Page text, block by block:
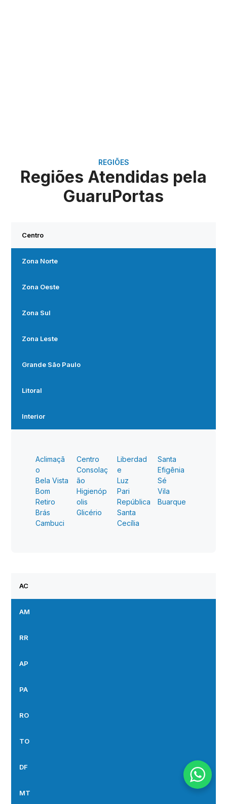
REGIÕES
Regiões Atendidas pela
GuaruPortas
Centro
Zona Norte
Zona Oeste
Zona Sul
Zona Leste
Grande São Paulo
Litoral
Interior
Aclimaçã
o
Bela Vista
Bom
Retiro
Brás
Cambuci
Centro
Consolaç
ão
Higienóp
olis
Glicério
Liberdad
e
Luz
Pari
República
Santa
Cecília
Santa
Efigênia
Sé
Vila
Buarque
AC
AM
RR
AP
PA
RO
TO
DF
MT